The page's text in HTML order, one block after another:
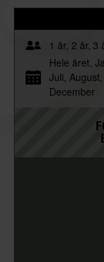
1 år 2 år 3
Hele året
Juli August
December